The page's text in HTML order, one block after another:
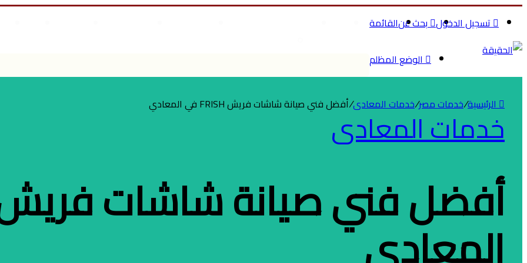
القائمةبحث عن تسجيل الدخول
الوضع المظلم
الرئيسية/خدمات مصر/خدمات المعادى/أفضل فني صيانة شاشات فريش FRISH في المعاديخدمات المعادى